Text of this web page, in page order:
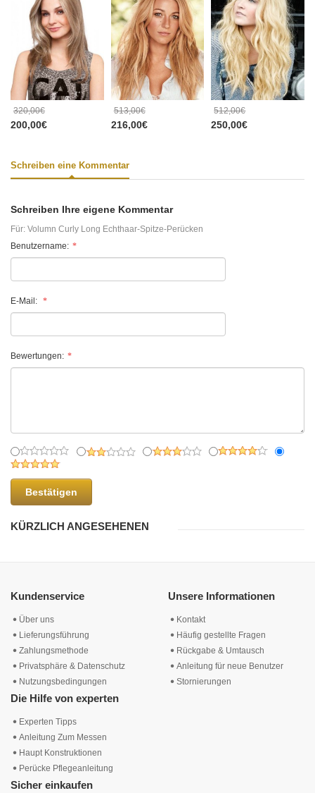
320,00€
200,00€
513,00€
216,00€
512,00€
250,00€
Schreiben eine Kommentar
Schreiben Ihre eigene Kommentar
Für: Volumn Curly Long Echthaar-Spitze-Perücken
Benutzername:
E-Mail:
Bewertungen:
Bestätigen
KÜRZLICH ANGESEHENEN
Kundenservice
Über uns
Lieferungsführung
Zahlungsmethode
Privatsphäre & Datenschutz
Nutzungsbedingungen
Unsere Informationen
Kontakt
Häufig gestellte Fragen
Rückgabe & Umtausch
Anleitung für neue Benutzer
Stornierungen
Die Hilfe von experten
Experten Tipps
Anleitung Zum Messen
Haupt Konstruktionen
Perücke Pflegeanleitung
Sicher einkaufen